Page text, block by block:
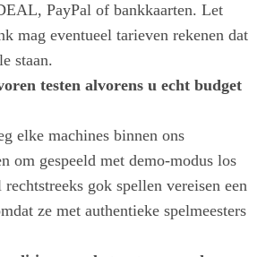
PayPal of bankkaarten. Let
mag eventueel tarieven rekenen dat
staan.
testen alvorens u echt budget
elke machines binnen ons
om gespeeld met demo-modus los
gok spellen vereisen een
ze met authentieke spelmeesters